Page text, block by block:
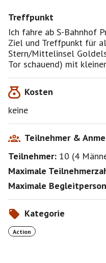
Treffpunkt
Ich fahre ab S-Bahnhof
Ziel und Treffpunkt für
Stern/Mittelinsel
Tor schauend) mit
Kosten
keine
Teilnehmer &
Teilnehmer: 10 (4
Maximale
Maximale
Kategorie
Action